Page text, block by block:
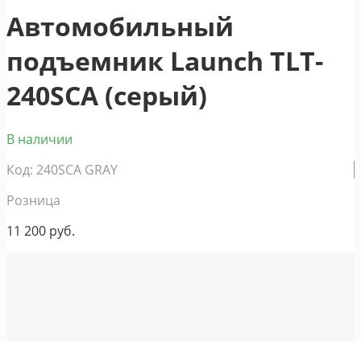
Автомобильный
подъемник Launch TLT-
240SCA (серый)
В наличии
Код: 240SCA GRAY
Розница
11 200 руб.